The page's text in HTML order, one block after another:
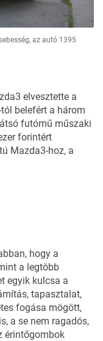
az autó 1395
elvesztette a
belefért a három
futómű műszaki
forintért
Mazda3-hoz, a
hogy a
a legtöbb
egyik kulcsa a
tapasztalat,
fogása mögött,
a se nem ragadós,
érintőgombok